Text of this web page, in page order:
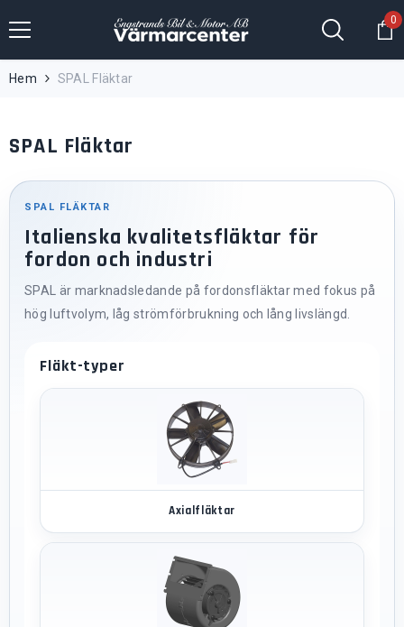
0
0
Hem SPAL Fläktar
SPAL Fläktar
SPAL FLÄKTAR
Italienska kvalitetsfläktar för
fordon och industri
SPAL är marknadsledande på fordonsfläktar med fokus på
hög luftvolym, låg strömförbrukning och lång livslängd.
Fläkt-typer
Axialfläktar